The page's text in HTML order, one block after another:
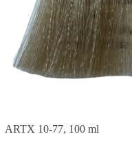
ARTX 10-77, 100 ml